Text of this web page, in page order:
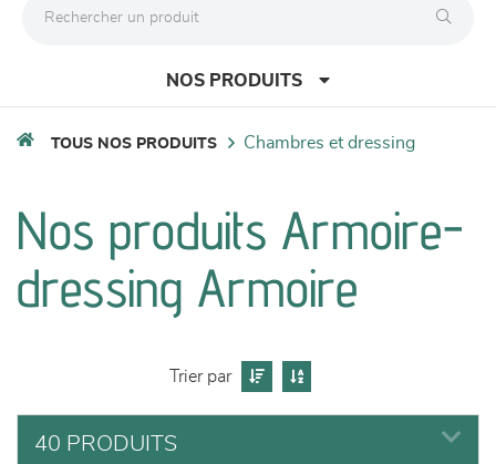
NOS PRODUITS
séjours
meubles de complément
chambres et dressing
literie
TOUS NOS PRODUITS chambres et dressing
Nos produits Armoire-
dressing Armoire
Trier par
40 PRODUITS